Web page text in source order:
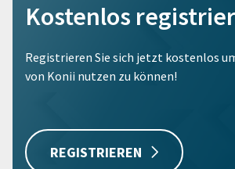
Kostenlos
Registrieren Sie sich jetzt kostenlos
von Konii nutzen zu können!
REGISTRIEREN